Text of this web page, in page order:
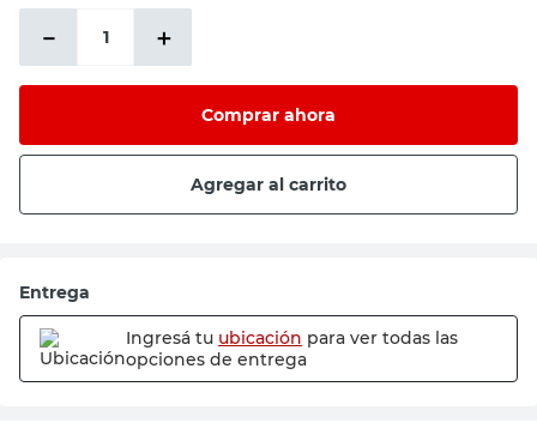
＋
－
Comprar ahora
Agregar al carrito
Entrega
Ingresá tu ubicación para ver todas las
opciones de entrega